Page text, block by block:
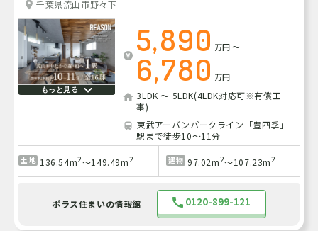
千葉県流山市野々下
もっと見る
5,890 万円～
6,780 万円
3LDK ～ 5LDK(4LDK対応可※有償工
事)
東武アーバンパークライン「豊四季」
駅まで徒歩10～11分
土地 136.54m2～149.49m2 建物 97.02m2～107.23m2
ポラス住まいの情報館 0120-899-121